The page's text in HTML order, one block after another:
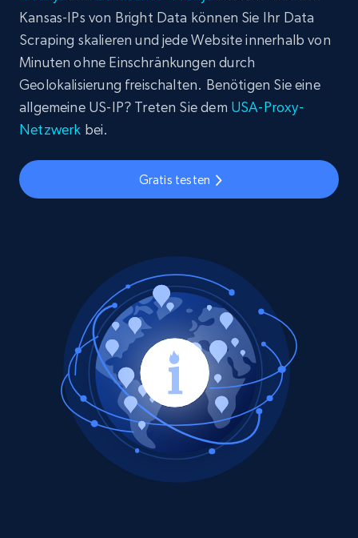
Kansas-IPs von Bright Data können Sie Ihr Data
Scraping skalieren und jede Website innerhalb von
Minuten ohne Einschränkungen durch
Geolokalisierung freischalten. Benötigen Sie eine
allgemeine US-IP? Treten Sie dem USA-Proxy-
Netzwerk bei.
Gratis testen